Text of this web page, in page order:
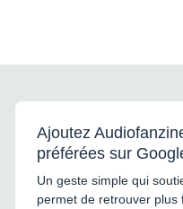
Ajoutez
préférées sur
Un geste simple qui
permet de retrouver plus